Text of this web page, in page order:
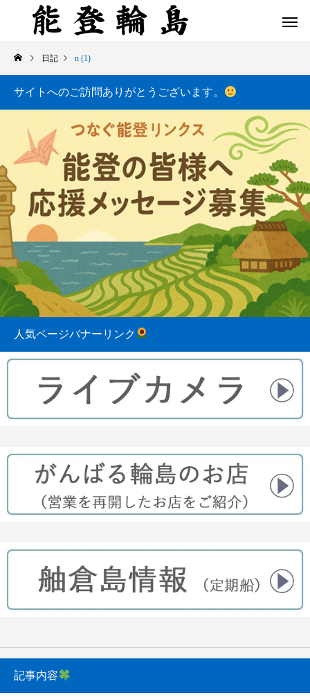
白米千枚田 あぜのきらめき（アルバム）
2023.08.31
今日の白米千枚田
日記 n (1)
サイトへのご訪問ありがとうございます。
人気ページバナーリンク
記事内容